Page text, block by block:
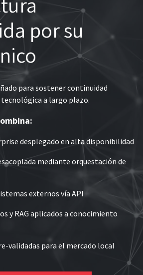
por su
para sostener continuidad
a largo plazo.
desplegado en alta disponibilidad
mediante orquestación de
externos vía API
y RAG aplicados a conocimiento
validadas para el mercado local